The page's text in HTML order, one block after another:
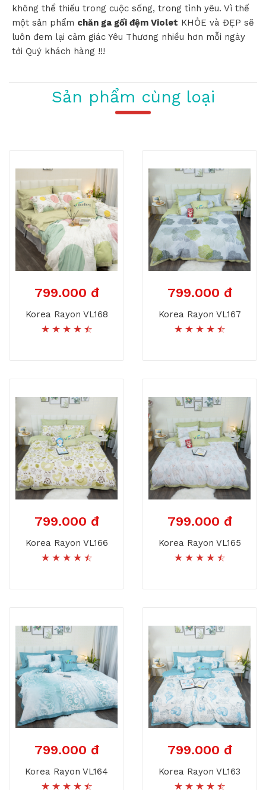
không thể thiếu trong cuộc sống, trong tình yêu. Vì thế
một sản phẩm chăn ga gối đệm Violet KHỎE và ĐẸP sẽ
luôn đem lại cảm giác Yêu Thương nhiều hơn mỗi ngày
tới Quý khách hàng !!!
Sản phẩm cùng loại
799.000 đ
Korea Rayon VL168
799.000 đ
Korea Rayon VL167
799.000 đ
Korea Rayon VL166
799.000 đ
Korea Rayon VL165
799.000 đ
Korea Rayon VL164
799.000 đ
Korea Rayon VL163